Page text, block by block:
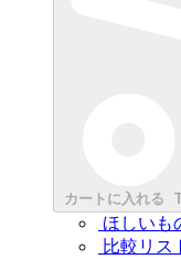
カートに入れる
ほしいも
比較リス